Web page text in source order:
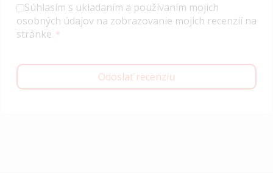
Súhlasím s ukladaním a používaním mojich
osobných údajov na zobrazovanie mojich recenzií na
stránke
Odoslať recenziu